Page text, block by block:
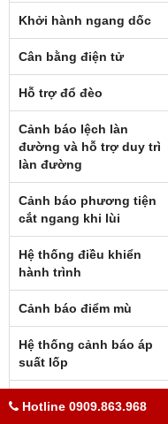
Khởi hành ngang dốc
Cân bằng điện tử
Hỗ trợ đổ đèo
Cảnh báo lệch làn
đường và hỗ trợ duy trì
làn đường
Cảnh báo phương tiện
cắt ngang khi lùi
Hệ thống điều khiển
hành trình
Cảnh báo điểm mù
Hệ thống cảnh báo áp
suất lốp
Hệ thống an toàn tiền
Hotline 0909.863.968